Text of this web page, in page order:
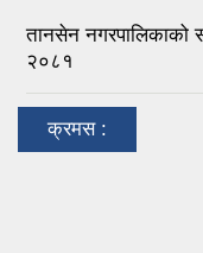
तानसेन नगरपालिकाको
२०८१
क्रमस :